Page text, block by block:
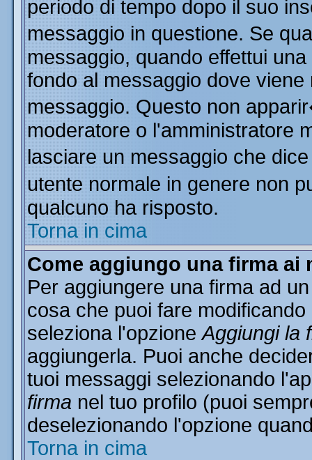
periodo di tempo dopo il suo
messaggio in questione. Se
messaggio, quando effettui
fondo al messaggio dove
messaggio. Questo non
moderatore o l'amministratore
lasciare un messaggio che
utente normale in genere non
qualcuno ha risposto.
Torna in cima
Come aggiungo una firma ai
Per aggiungere una firma ad
cosa che puoi fare
seleziona l'opzioneAggiungi la
aggiungerla. Puoi anche
tuoi messaggi selezionando
firma nel tuo profilo (puoi
deselezionando l'opzione
Torna in cima